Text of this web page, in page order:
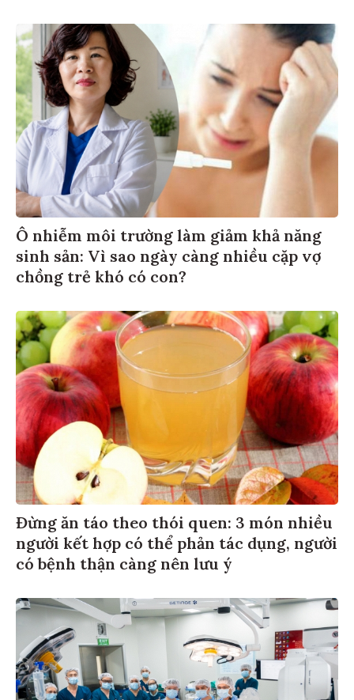
Ô nhiễm môi trường làm giảm khả năng
sinh sản: Vì sao ngày càng nhiều cặp vợ
chồng trẻ khó có con?
Đừng ăn táo theo thói quen: 3 món nhiều
người kết hợp có thể phản tác dụng, người
có bệnh thận càng nên lưu ý